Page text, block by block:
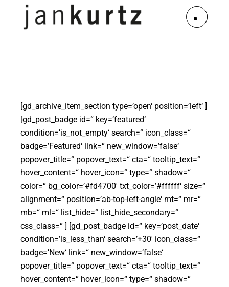
[gd_archive_item_section type=’open‘ position=’left‘ ]
[gd_post_badge id=“ key=’featured‘
condition=’is_not_empty‘ search=“ icon_class=“
badge=’Featured‘ link=“ new_window=’false‘
popover_title=“ popover_text=“ cta=“ tooltip_text=“
hover_content=“ hover_icon=“ type=“ shadow=“
color=“ bg_color=’#fd4700′ txt_color=’#ffffff‘ size=“
alignment=“ position=’ab-top-left-angle‘ mt=“ mr=“
mb=“ ml=“ list_hide=“ list_hide_secondary=“
css_class=“ ] [gd_post_badge id=“ key=’post_date‘
condition=’is_less_than‘ search=’+30′ icon_class=“
badge=’New‘ link=“ new_window=’false‘
popover_title=“ popover_text=“ cta=“ tooltip_text=“
hover_content=“ hover_icon=“ type=“ shadow=“